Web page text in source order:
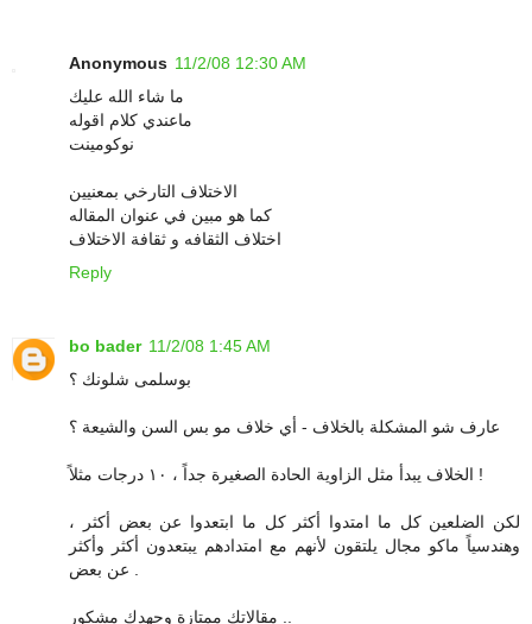
Anonymous 11/2/08 12:30 AM
ما شاء الله عليك
ماعندي كلام اقوله
نوكومينت
الاختلاف التارخي بمعنيين
كما هو مبين في عنوان المقاله
اختلاف الثقافه و ثقافة الاختلاف
Reply
bo bader 11/2/08 1:45 AM
بوسلمى شلونك ؟
عارف شو المشكلة بالخلاف - أي خلاف مو بس السن والشيعة ؟
الخلاف يبدأ مثل الزاوية الحادة الصغيرة جداً ، ١٠ درجات مثلاً !
لكن الضلعين كل ما امتدوا أكثر كل ما ابتعدوا عن بعض أكثر ،
وهندسياً ماكو مجال يلتقون لأنهم مع امتدادهم يبتعدون أكثر وأكثر